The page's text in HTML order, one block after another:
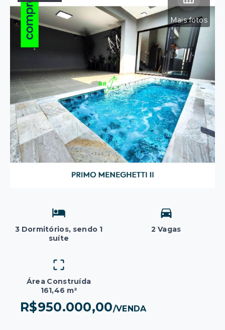
Mais fotos
3 Dormitórios, sendo 1
suíte
2 Vagas
Área Construída
161,46 m²
R$950.000,00/VENDA